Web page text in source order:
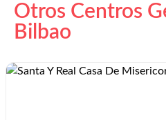
Otros Centros
Bilbao